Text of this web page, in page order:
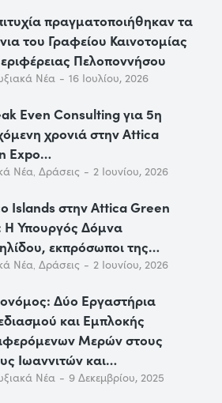
πραγματοποιήθηκαν τα
του Γραφείου Καινοτομίας
Πελοποννήσου
Νέα 16 Ιουλίου, 2026
Even Consulting για 5η
χρονιά στην Attica
Expo…
Νέα, Δράσεις 2 Ιουνίου, 2026
Islands στην Attica Green
Η Υπουργός Δόμνα
εκπρόσωποι της…
Νέα, Δράσεις 2 Ιουνίου, 2026
Δύο Εργαστήρια
και Εμπλοκής
Μερών στους
Ιωαννιτών και…
Νέα 9 Δεκεμβρίου, 2025